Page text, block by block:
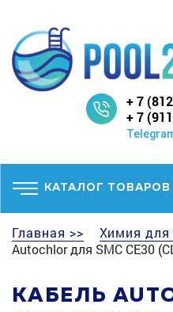
+ 7
+ 7
КАТАЛОГ ТОВАРОВ
Главная >> Химия для
Autochlor для SMC CE30
КАБЕЛЬ